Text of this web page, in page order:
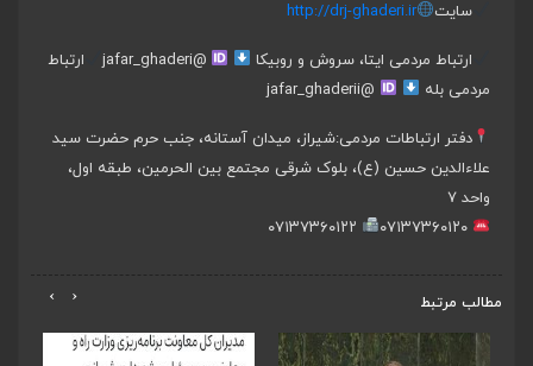
سایت http://drj-ghaderi.ir
ارتباط مردمی ایتا، سروش و روبیکا @jafar_ghaderi
ارتباط
مردمی بله
@jafar_ghaderii
دفتر ارتباطات مردمی:شیراز، میدان آستانه، جنب حرم حضرت سید
علاءالدین حسین (ع)، بلوک شرقی مجتمع بین الحرمین، طبقه اول،
واحد ۷
مطالب مرتبط ‹
›